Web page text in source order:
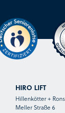
HIRO LIFT
Hillenkötter +
Meller Straße 6